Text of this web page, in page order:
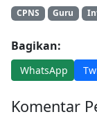
CPNS Guru
Bagikan:
WhatsApp
Komentar